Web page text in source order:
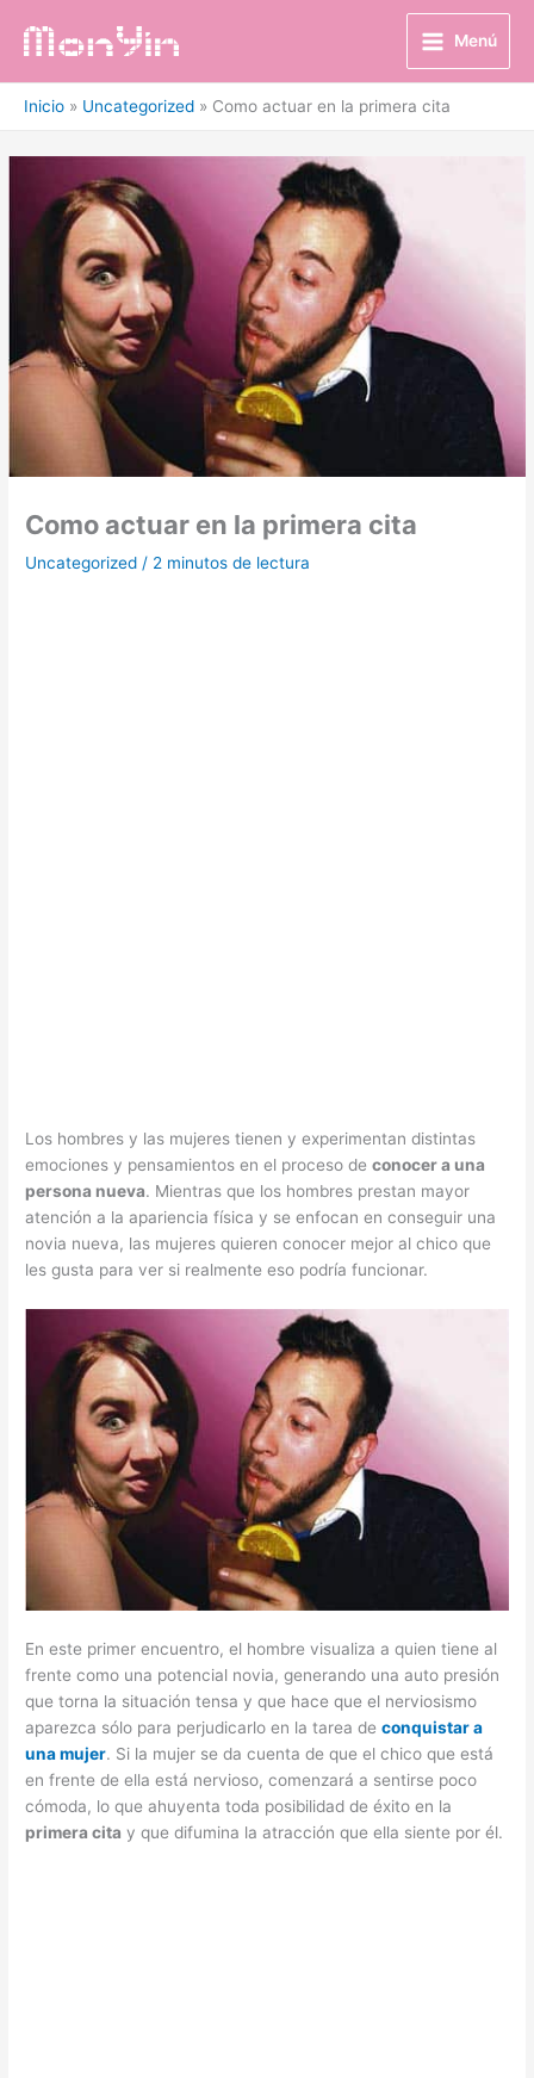
Menú
Inicio Uncategorized Como actuar en la primera cita
Como actuar en la primera cita
Uncategorized / 2 minutos de lectura
Los hombres y las mujeres tienen y experimentan distintas
emociones y pensamientos en el proceso deconocer a una
persona nueva. Mientras que los hombres prestan mayor
atención a la apariencia física y se enfocan en conseguir una
novia nueva, las mujeres quieren conocer mejor al chico que
les gusta para ver si realmente eso podría funcionar.
En este primer encuentro, el hombre visualiza a quien tiene al
frente como una potencial novia, generando una auto presión
que torna la situación tensa y que hace que el nerviosismo
aparezca sólo para perjudicarlo en la tarea deconquistar a
una mujer. Si la mujer se da cuenta de que el chico que está
en frente de ella está nervioso, comenzará a sentirse poco
cómoda, lo que ahuyenta toda posibilidad de éxito en la
primera cita y que difumina la atracción que ella siente por él.